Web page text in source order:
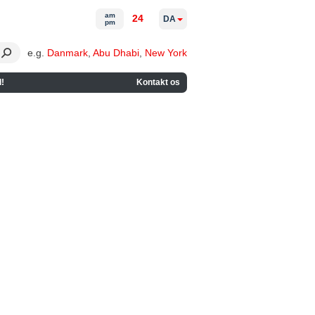
e.g. Danmark Abu Dhabi New York
Kontakt os
am
pm
24 DA